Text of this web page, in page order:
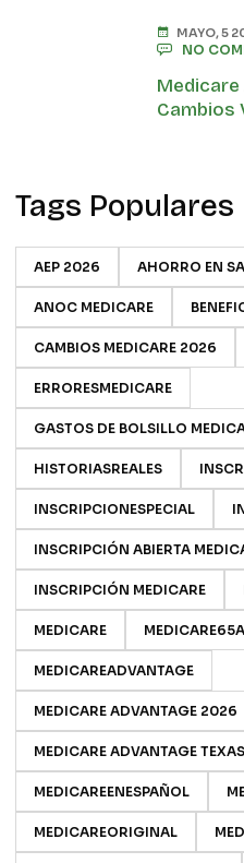
MAYO, 5
NO
Cambios
Tags Populares
AEP 2026 AHORRO EN
ANOC MEDICARE
CAMBIOS MEDICARE 2026
ERRORESMEDICARE
GASTOS DE BOLSILLO
HISTORIASREALES
INSCRIPCIONESPECIAL
INSCRIPCIÓN ABIERTA
INSCRIPCIÓN MEDICARE
MEDICARE
MEDICAREADVANTAGE
MEDICARE ADVANTAGE 2026
MEDICARE ADVANTAGE TEXAS
MEDICAREENESPAÑOL
MEDICAREORIGINAL